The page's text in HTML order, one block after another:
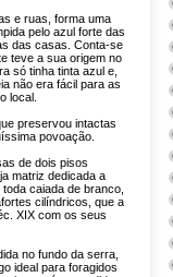
e ruas, forma uma
pelo azul forte das
das casas. Conta-se
teve a sua origem no
só tinha tinta azul e,
não era fácil para as
local.
preservou intactas
povoação.
de dois pisos
matriz dedicada a
caiada de branco,
cilíndricos, que a
XIX com os seus
no fundo da serra,
ideal para foragidos